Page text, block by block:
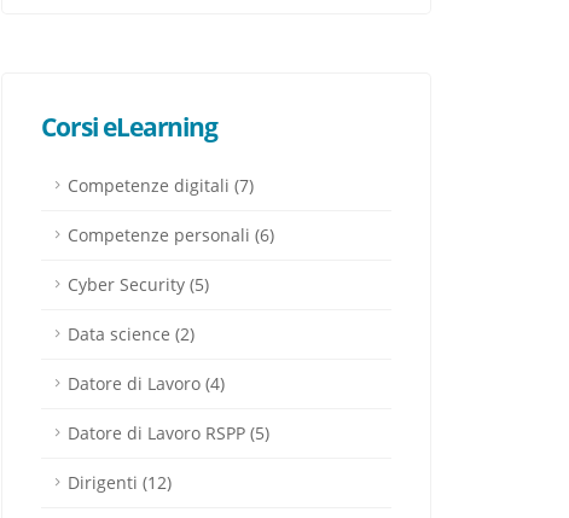
Corsi eLearning
Competenze digitali (7)
Competenze personali (6)
Cyber Security (5)
Data science (2)
Datore di Lavoro (4)
Datore di Lavoro RSPP (5)
Dirigenti (12)